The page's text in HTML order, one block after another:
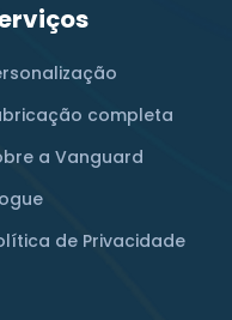
completa
a Vanguard
de Privacidade